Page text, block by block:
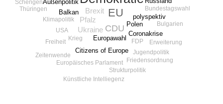
EU
CDU
Ukraine
Brexit
Pfalz
polyspektiv
Europawahl
Balkan
Coronakrise
Außenpolitik
Citizens of Europe
Polen
FDP
Bundestagswahl
Krieg
USA
Klimapolitik
Europäisches Parlament
Jugendpolitik
Strukturpolitik
Bulgarien
Erweiterung
Freiheit
Friedensordnung
Künstliche Intelliegenz
Schengen
Thüringen
Zeitenwende